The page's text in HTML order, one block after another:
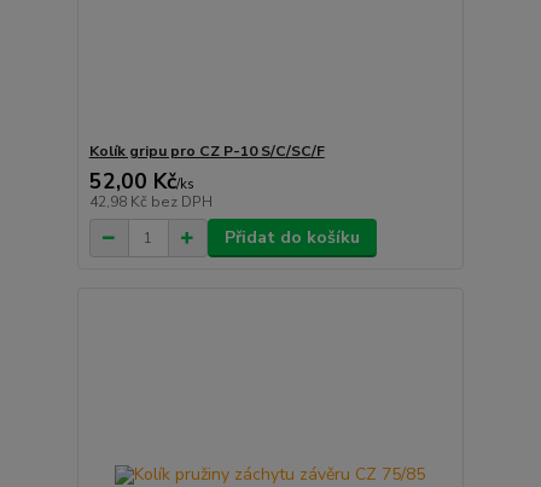
Kolík gripu pro CZ P-10 S/C/SC/F
52,00 Kč/ks
42,98 Kč bez DPH
Přidat do košíku